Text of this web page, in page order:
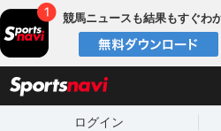
競馬ニュースも結果もすぐわ
ログイン